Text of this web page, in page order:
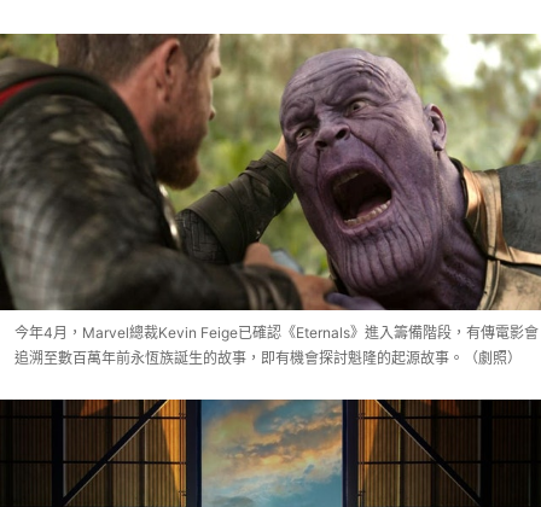
今年4月，Marvel總裁Kevin Feige已確認《Eternals》進入籌備階段，有傳電影會
追溯至數百萬年前永恆族誕生的故事，即有機會探討魁隆的起源故事。（劇照）